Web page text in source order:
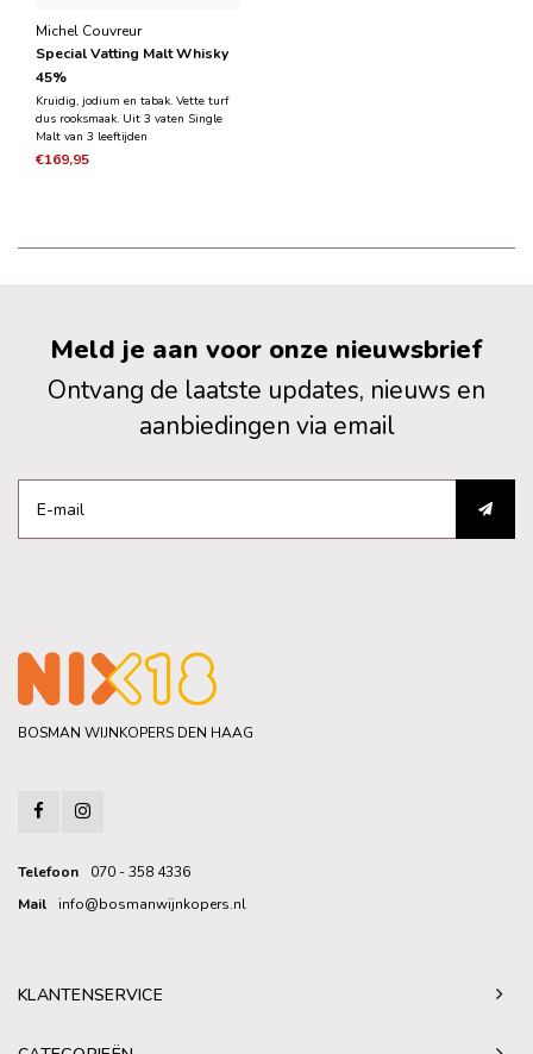
Michel Couvreur
Special Vatting Malt Whisky
45%
Kruidig, jodium en tabak. Vette turf
dus rooksmaak. Uit 3 vaten Single
Malt van 3 leeftijden
€169,95
Meld je aan voor onze nieuwsbrief
Ontvang de laatste updates, nieuws en
aanbiedingen via email
BOSMAN WIJNKOPERS DEN HAAG
Telefoon
070 - 358 4336
Mail
info@bosmanwijnkopers.nl
KLANTENSERVICE